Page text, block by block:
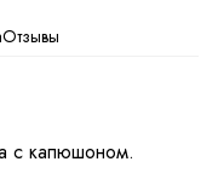
Отзывы
с капюшоном.